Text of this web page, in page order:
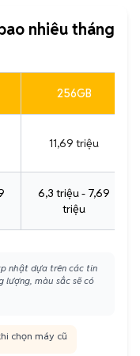
nhiêu tháng
256GB
11,69 triệu
6,3 triệu - 7,69
triệu
nhật dựa trên các tin
lượng, màu sắc sẽ có
chọn máy cũ